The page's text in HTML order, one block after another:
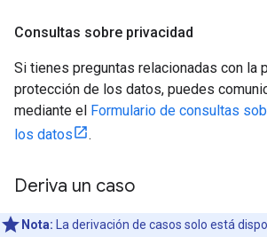
Consultas sobre privacidad
Si tienes preguntas relacionadas con la
protección de los datos, puedes
mediante el Formulario de consultas
los datos
.
Deriva un caso
Nota: La derivación de casos solo está